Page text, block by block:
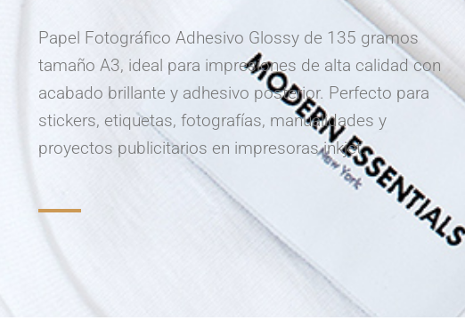
Papel Fotográfico Adhesivo Glossy de 135 gramos
tamaño A3, ideal para impresiones de alta calidad con
acabado brillante y adhesivo posterior. Perfecto para
stickers, etiquetas, fotografías, manualidades y
proyectos publicitarios en impresoras inkjet.